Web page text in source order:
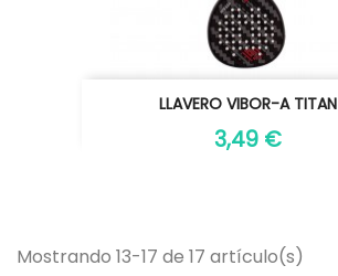
LLAVERO VIBOR-A TITAN
3,49 €
Mostrando 13-17 de 17 artículo(s)